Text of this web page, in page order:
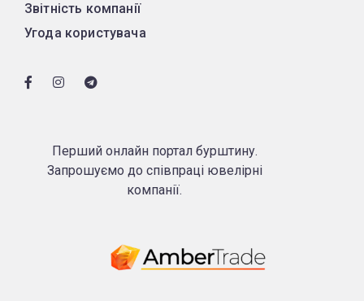
Звітність компанії
Угода користувача
Перший онлайн портал бурштину.
Запрошуємо до співпраці ювелірні
компанії.